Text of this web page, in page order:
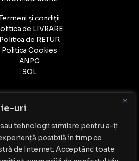
uri
tehnologii similare pentru a-ți
posibilă în timp ce
de Internet. Acceptând toate
Contact
și condiții
de LIVRARE
Politica de RETUR
Politica Cookies
ANPC
SOL